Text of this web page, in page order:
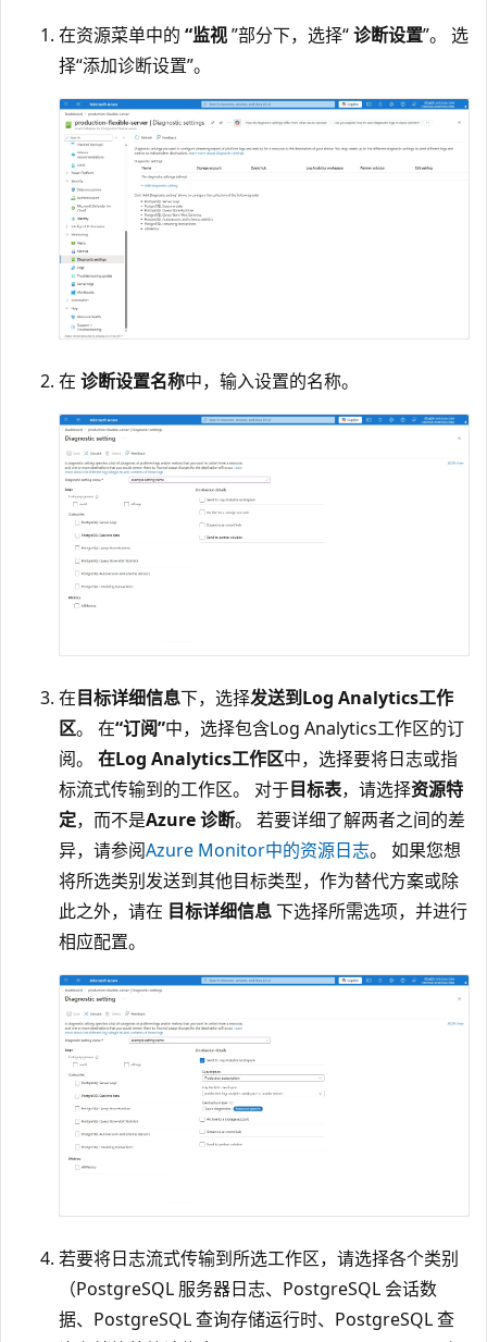
在资源菜单中的 “监视”部分下，选择“诊断设置”。 选
择“添加诊断设置”。
在 诊断设置名称中，输入设置的名称。
在目标详细信息下，选择发送到Log Analytics工作
区。 在“订阅”中，选择包含Log Analytics工作区的订
阅。 在Log Analytics工作区中，选择要将日志或指
标流式传输到的工作区。 对于目标表，请选择资源特
定，而不是Azure 诊断。 若要详细了解两者之间的差
异，请参阅Azure Monitor中的资源日志。 如果您想
将所选类别发送到其他目标类型，作为替代方案或除
此之外，请在 目标详细信息下选择所需选项，并进行
相应配置。
若要将日志流式传输到所选工作区，请选择各个类别
（PostgreSQL 服务器日志、PostgreSQL 会话数
据、PostgreSQL 查询存储运行时、PostgreSQL 查